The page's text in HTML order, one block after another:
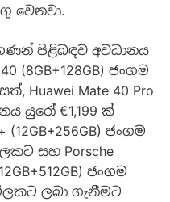
වෙනවා.
ගණන් පිළිබඳව අවධානය
(8GB+128GB) ජංගම
Huawei Mate 40 Pro
යුරෝ €1,199 ක්
(12GB+256GB) ජංගම
සහ Porsche
ජංගම
ලබා ගැනීමට